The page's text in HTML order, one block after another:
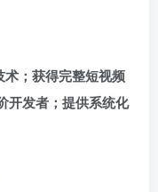
；获得完整短视频
开发者；提供系统化